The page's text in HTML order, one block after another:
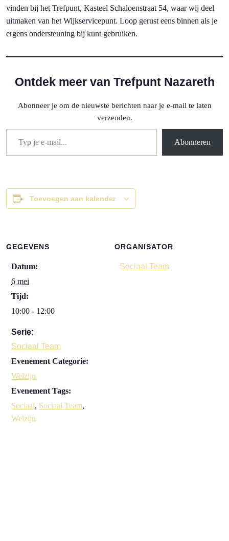
vinden bij het Trefpunt, Kasteel Schaloenstraat 54, waar wij deel
uitmaken van het Wijkservicepunt. Loop gerust eens binnen als je
ergens ondersteuning bij kunt gebruiken.
Ontdek meer van Trefpunt Nazareth
Abonneer je om de nieuwste berichten naar je e-mail te laten
verzenden.
Typ je e-mail...
Abonneren
Toevoegen aan kalender
GEGEVENS
Datum:
6 mei
Tijd:
10:00 - 12:00
Serie:
Sociaal Team
Evenement Categorie:
Welzijn
Evenement Tags:
Sociaal, Sociaal Team,
Welzijn
ORGANISATOR
Sociaal Team